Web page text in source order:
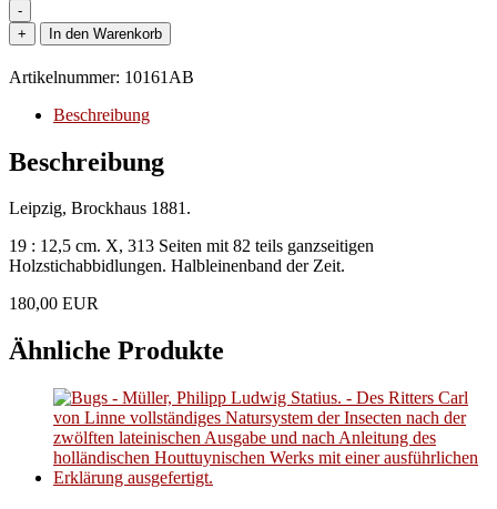
-
Huxley,
T.H:
-
Krebs.
+ In den Warenkorb
Artikelnummer: 10161AB
Beschreibung
Beschreibung
Leipzig, Brockhaus 1881.
19 : 12,5 cm. X, 313 Seiten mit 82 teils ganzseitigen
Holzstichabbidlungen. Halbleinenband der Zeit.
180,00 EUR
Ähnliche Produkte